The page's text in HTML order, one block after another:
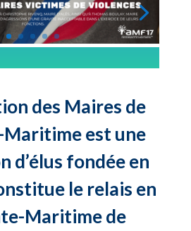
des Maires de
est une
d’élus fondée en
le relais en
Maritime de